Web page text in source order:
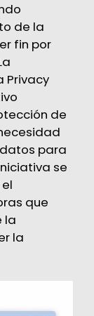
de la
fin por
Privacy
de
para
se
que
la
la